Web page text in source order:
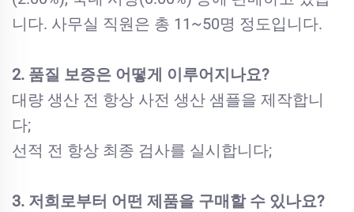
니다. 사무실 직원은 총 11~50명 정도입니다.
2. 품질 보증은 어떻게 이루어지나요?
대량 생산 전 항상 사전 생산 샘플을 제작합니
다;
선적 전 항상 최종 검사를 실시합니다;
3. 저희로부터 어떤 제품을 구매할 수 있나요?